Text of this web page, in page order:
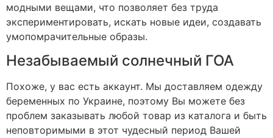
модными вещами, что позволяет без труда
экспериментировать, искать новые идеи, создавать
умопомрачительные образы.
Незабываемый солнечный ГОА
Похоже, у вас есть аккаунт. Мы доставляем одежду
беременных по Украине, поэтому Вы можете без
проблем заказывать любой товар из каталога и быть
неповторимыми в этот чудесный период Вашей